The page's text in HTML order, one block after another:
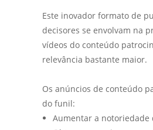
Este inovador formato de
decisores se envolvam na
vídeos do conteúdo
relevância bastante maior.
Os anúncios de conteúdo
do funil:
Aumentar a notoriedade